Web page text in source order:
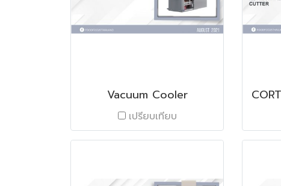
Vacuum Cooler
เปรียบเทียบ